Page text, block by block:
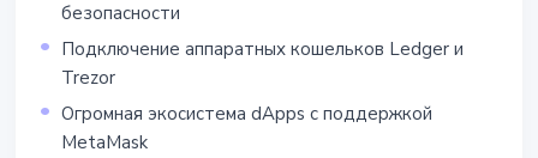
безопасности
Подключение аппаратных кошельков Ledger и
Trezor
Огромная экосистема dApps с поддержкой
MetaMask